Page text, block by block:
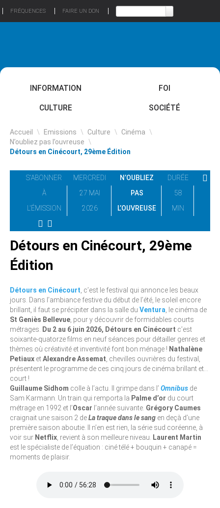
FRÉQUENCES FAIRE UN DON
INFORMATION FOI
CULTURE SOCIÉTÉ
Accueil \ Emissions \ Culture \ Cinéma \
N’oubliez pas l’ouvreuse \
Détours en Cinécourt, 29ème Édition
S'ABONNER
À
L'ÉMISSION
MERCREDI
27 MAI
2026
N’OUBLIEZ
PAS
L’OUVREUSE
DURÉE
58
MIN
Détours en Cinécourt, 29ème
Édition
Détours en Cinécourt , c’est le festival qui annonce les beaux
jours. Dans l’ambiance festive du début de l’été, le soleil encore
brillant, il faut se précipiter dans la salle du Ventura , le cinéma de
St Geniès Bellevue , pour y découvrir de formidables courts
métrages.
Du 2 au 6 juin 2026, Détours en Cinécourt c’est
soixante-quatorze films en neuf séances pour détailler genres et
thèmes où créativité et inventivité font bon ménage ! Nathalène
Petiaux etAlexandre Assemat , chevilles ouvrières du festival,
présentent le programme de ces cinq jours de cinéma brillant et...
court !
Guillaume Sidhom colle à l’actu. Il grimpe dans l’ Omnibus de
Sam Karmann. Un train qui remporta la Palme d’or du court
métrage en 1992 et l’Oscar l’année suivante. Grégory Caumes
craignait une saison 2 deLa traque dans le sang en deçà d’une
première saison aboutie. Il n’en est rien, la série sud coréenne, à
voir sur Netflix , revient à son meilleure niveau.
Laurent Martin
est le spécialiste de l’équation : ciné télé + bouquin + canapé =
moments de plaisir.